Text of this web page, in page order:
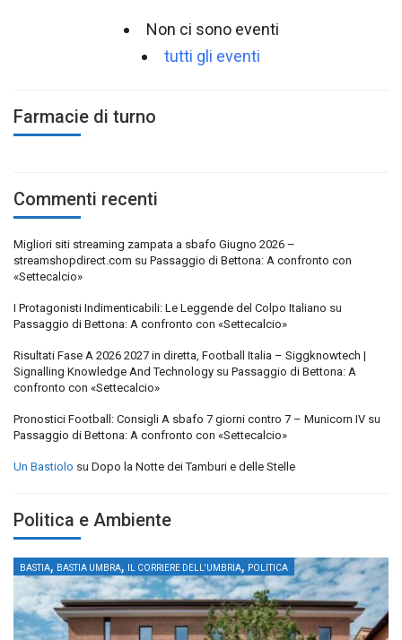
Non ci sono eventi
tutti gli eventi
Farmacie di turno
Commenti recenti
Migliori siti streaming zampata a sbafo Giugno 2026 –
streamshopdirect.com su Passaggio di Bettona: A confronto con
«Settecalcio»
I Protagonisti Indimenticabili: Le Leggende del Colpo Italiano su
Passaggio di Bettona: A confronto con «Settecalcio»
Risultati Fase A 2026 2027 in diretta, Football Italia – Siggknowtech |
Signalling Knowledge And Technology su Passaggio di Bettona: A
confronto con «Settecalcio»
Pronostici Football: Consigli A sbafo 7 giorni contro 7 – Municorn IV su
Passaggio di Bettona: A confronto con «Settecalcio»
Un Bastiolo su Dopo la Notte dei Tamburi e delle Stelle
Politica e Ambiente
BASTIA, BASTIA UMBRA, IL CORRIERE DELL'UMBRIA, POLITICA